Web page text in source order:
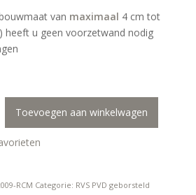
van maximaal 4 cm tot
heeft u geen voorzetwand nodig
Toevoegen aan winkelwagen
RCM Categorie: RVS PVD geborsteld